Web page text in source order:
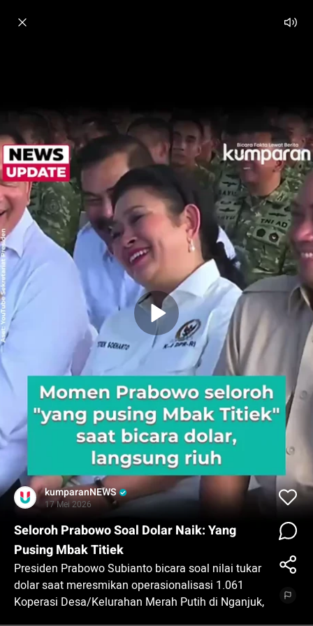
kumparanNEWS
17 Mei 2026
Seloroh Prabowo Soal Dolar Naik: Yang
Pusing Mbak Titiek
Presiden Prabowo Subianto bicara soal nilai tukar
dolar saat meresmikan operasionalisasi 1.061
Koperasi Desa/Kelurahan Merah Putih di Nganjuk,